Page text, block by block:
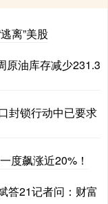
离”美股
原油库存减少231.3
封锁行动中已要求
度飙涨近20%！
答21记者问：财富